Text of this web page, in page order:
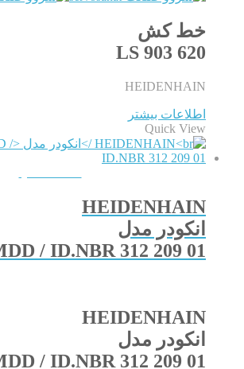
خط کش
LS 903 620
HEIDENHAIN
اطلاعات بیشتر
Quick View
HEIDENHAIN
انکودر مدل
/ ID.NBR 312 209 01
HEIDENHAIN
انکودر مدل
/ ID.NBR 312 209 01